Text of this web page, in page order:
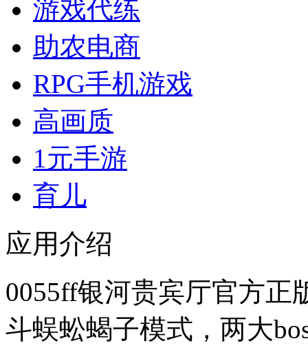
游戏代练
助农电商
RPG手机游戏
高画质
1元手游
育儿
应用介绍
0055ff银河贵宾厅官方正
斗蜈蚣蝎子模式，两大